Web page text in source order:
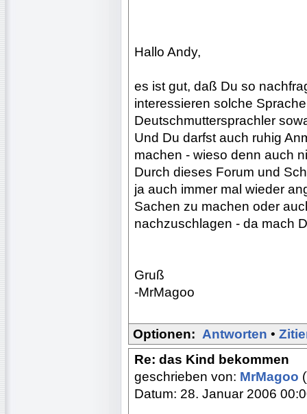
Hallo Andy,
es ist gut, daß Du so
interessieren solche
Deutschmuttersprachler
Und Du darfst auch ruhig
machen - wieso denn auch
Durch dieses Forum und
ja auch immer mal wieder
Sachen zu machen oder
nachzuschlagen - da mach
Gruß
-MrMagoo
Optionen: Antworten •
Re: das Kind bekommen
geschrieben von: MrMagoo
Datum: 28. Januar 2006